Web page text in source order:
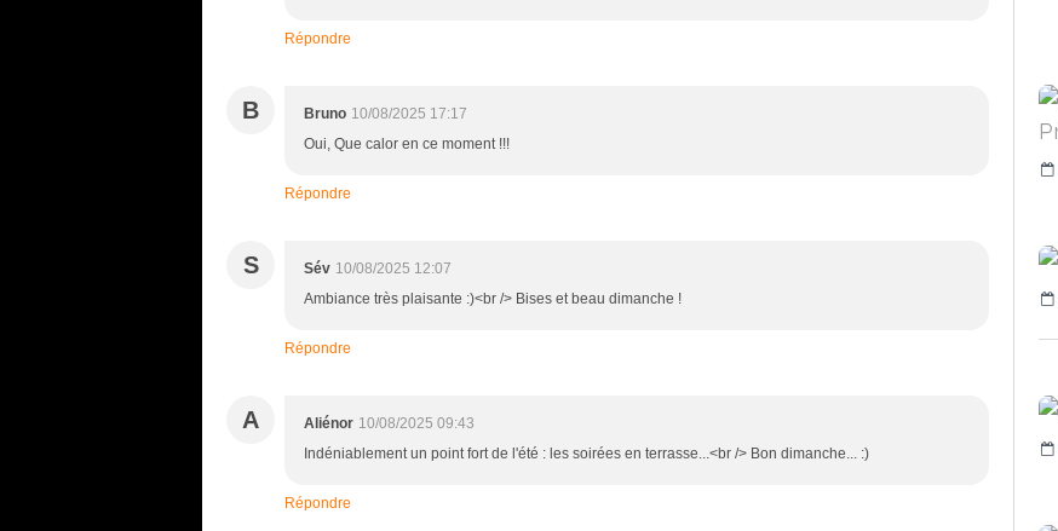
Répondre
B Bruno 10/08/2025 17:17
Oui, Que calor en ce moment !!!
Répondre
S Sév 10/08/2025 12:07
Ambiance très plaisante :)<br /> Bises et beau dimanche !
Répondre
A Aliénor 10/08/2025 09:43
Indéniablement un point fort de l'été : les soirées en terrasse...<br /> Bon dimanche... :)
Répondre